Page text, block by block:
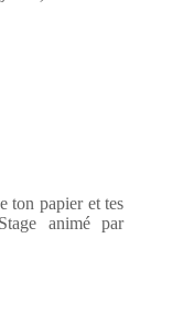
ton papier et tes
animé par